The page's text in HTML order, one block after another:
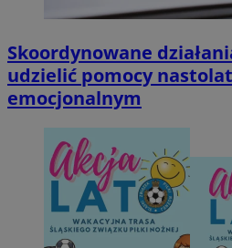
Skoordynowane
udzielić pomocy
emocjonalnym